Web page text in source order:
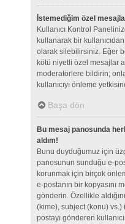
İstemediğim özel
Kullanıcı Kontrol
kullanarak bir
olarak silebilirsiniz. Eğer
kötü niyetli özel mesajlar
moderatörlere bildirin;
kullanıcıyı önleme
Başa dön
Bu mesaj panosunda
aldım!
Bunu duyduğumuz için
panosunun sunduğu e-
korunmak için birçok
e-postanın bir kopyasını
gönderin. Özellikle
(kime), subject (konu) vs.)
postayı gönderen